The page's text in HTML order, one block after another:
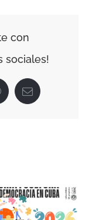
Martí
con
sociales!
Correo
electrónico